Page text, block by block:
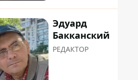
Эдуард
Бакканский
РЕДАКТОР